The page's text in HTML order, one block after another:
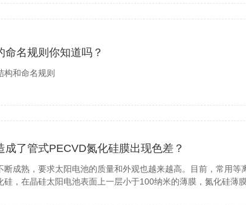
命名规则你知道吗？
构和命名规则
成了管式PECVD氮化硅膜出现色差？
断成熟，要求太阳电池的质量和外观也越来越高。目前，常用等
硅，在晶硅太阳电池表面上一层小于100纳米的薄膜，氮化硅薄